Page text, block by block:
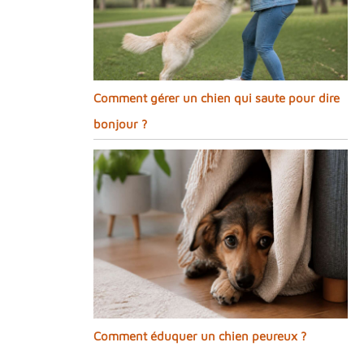
Comment gérer un chien qui saute pour dire
bonjour ?
Comment éduquer un chien peureux ?